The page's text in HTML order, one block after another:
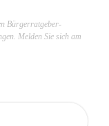
Bürgerratgeber-
Melden Sie sich am